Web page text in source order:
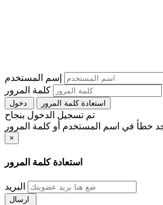
إسم المستخدم
كلمة المرور
استعادة كلمة المرور
تم تسجيل الدخول بنجاح
×
استعادة كلمة المرور
البريد